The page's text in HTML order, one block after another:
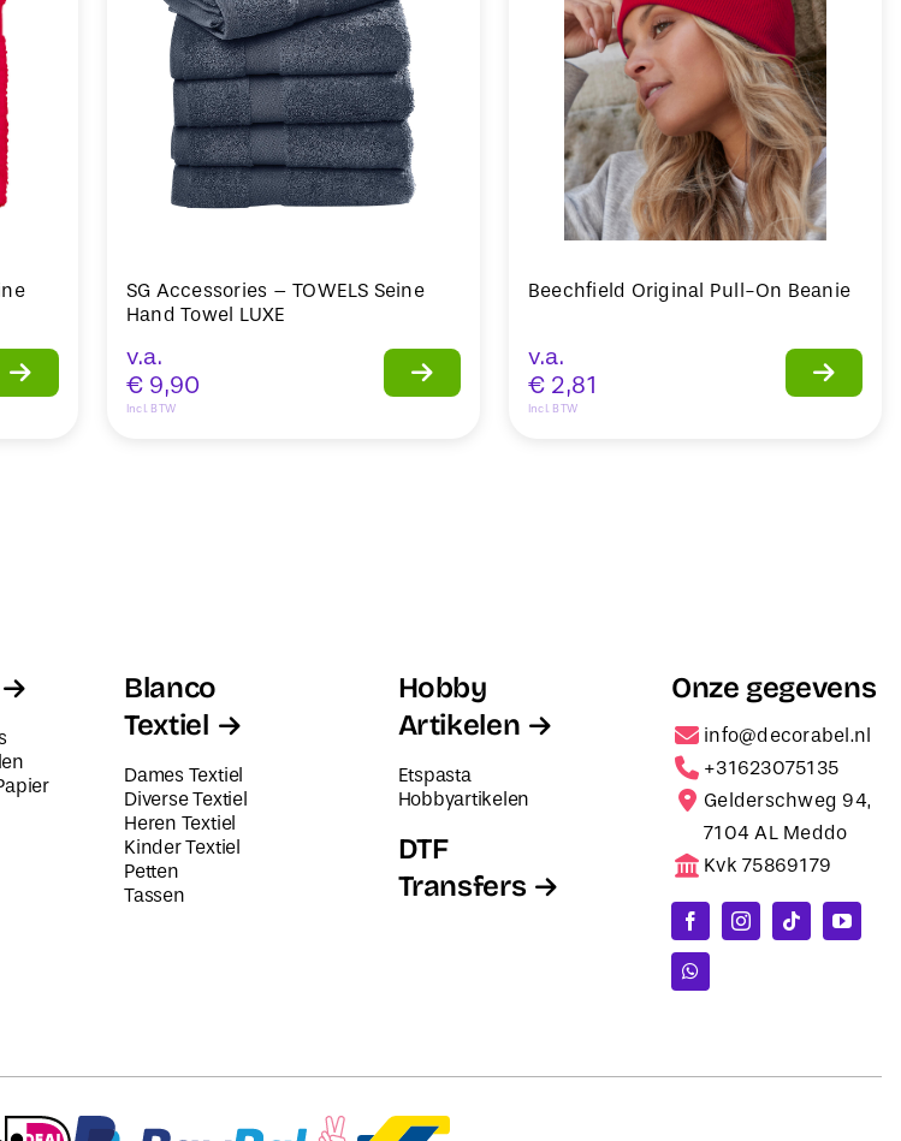
SG Accessories – TOWELS Seine
Hand Towel LUXE
v.a.
€ 9,90
Incl. BTW
Beechfield Original Pull-On Beanie
v.a.
€ 2,81
Incl. BTW
Blanco
Textiel
Dames Textiel
Diverse Textiel
Heren Textiel
Kinder Textiel
Petten
Tassen
Hobby
Artikelen
Etspasta
Hobbyartikelen
DTF
Transfers
Onze gegevens
info@decorabel.nl
+31623075135
Gelderschweg 94,
7104 AL Meddo
Kvk 75869179